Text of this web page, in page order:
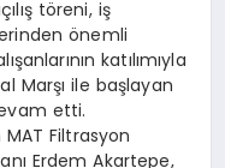
töreni, iş
önemli
katılımıyla
Marşı ile başlayan
etti.
MAT Filtrasyon
Erdem Akartepe,